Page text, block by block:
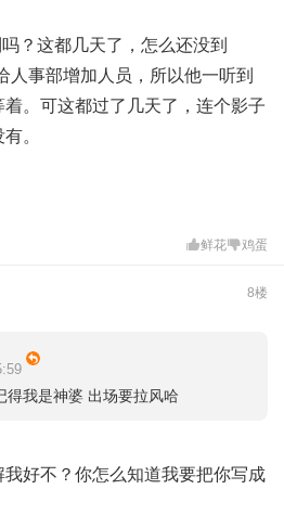
？这都几天了，怎么还没到
人事部增加人员，所以他一听到
。可这都过了几天了，连个影子
。
鲜花 鸡蛋
8楼
得我是神婆 出场要拉风哈
好不？你怎么知道我要把你写成